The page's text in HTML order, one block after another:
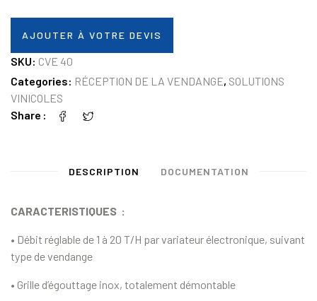
AJOUTER À VOTRE DEVIS
SKU: CVE 40
Categories: RÉCEPTION DE LA VENDANGE, SOLUTIONS
VINICOLES
Share
DESCRIPTION DOCUMENTATION
CARACTERISTIQUES :
• Débit réglable de 1 à 20 T/H par variateur électronique, suivant
type de vendange
• Grille d’égouttage inox, totalement démontable